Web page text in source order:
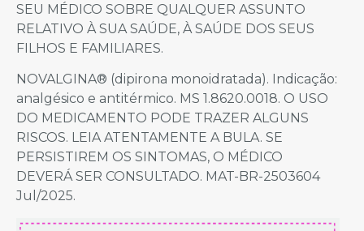
SEU MÉDICO SOBRE QUALQUER ASSUNTO
RELATIVO À SUA SAÚDE, À SAÚDE DOS SEUS
FILHOS E FAMILIARES.
NOVALGINA® (dipirona monoidratada). Indicação:
analgésico e antitérmico. MS 1.8620.0018. O USO
DO MEDICAMENTO PODE TRAZER ALGUNS
RISCOS. LEIA ATENTAMENTE A BULA. SE
PERSISTIREM OS SINTOMAS, O MÉDICO
DEVERÁ SER CONSULTADO. MAT-BR-2503604
Jul/2025.